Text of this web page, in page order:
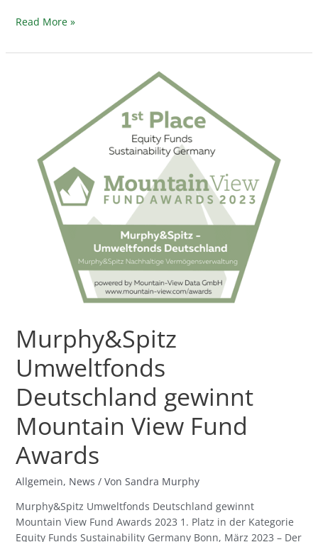
Read More »
Murphy&Spitz
Umweltfonds
Deutschland gewinnt
Mountain View Fund
Awards
Allgemein, News / Von Sandra Murphy
Murphy&Spitz Umweltfonds Deutschland gewinnt
Mountain View Fund Awards 2023 1. Platz in der Kategorie
Equity Funds Sustainability Germany Bonn, März 2023 – Der
Fund
Awards